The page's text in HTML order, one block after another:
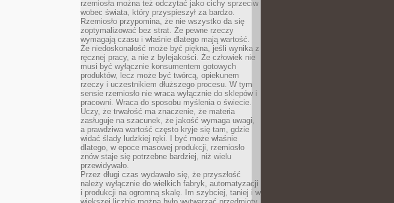
rzemiosła można też odczytać jako cichy sprzeciw
wobec świata, który przyspieszył za bardzo.
Rzemiosło przypomina, że nie wszystko da się
zoptymalizować bez strat. Że pewne rzeczy
wymagają czasu i właśnie dlatego mają wartość.
Że niedoskonałość może być piękna, jeśli wynika z
ręcznej pracy, a nie z bylejakości. Że człowiek nie
musi być wyłącznie konsumentem gotowych
produktów, lecz może być twórcą, opiekunem
rzeczy i uczestnikiem dłuższego procesu. W tym
sensie rzemiosło nie wraca wyłącznie do sklepów i
pracowni. Wraca do sposobu myślenia o świecie.
Uczy, że trwałość ma znaczenie, że materia
zasługuje na szacunek, że jakość wymaga uwagi,
a prawdziwa wartość często kryje się tam, gdzie
widać ślady ludzkiej ręki. I być może właśnie
dlatego, w epoce masowej produkcji, rzemiosło
znów staje się potrzebne bardziej, niż wielu
przewidywało.
Przez długi czas wydawało się, że przyszłość
należy wyłącznie do wielkich fabryk, automatyzacji
i produkcji na ogromną skalę. Im szybciej, taniej i w